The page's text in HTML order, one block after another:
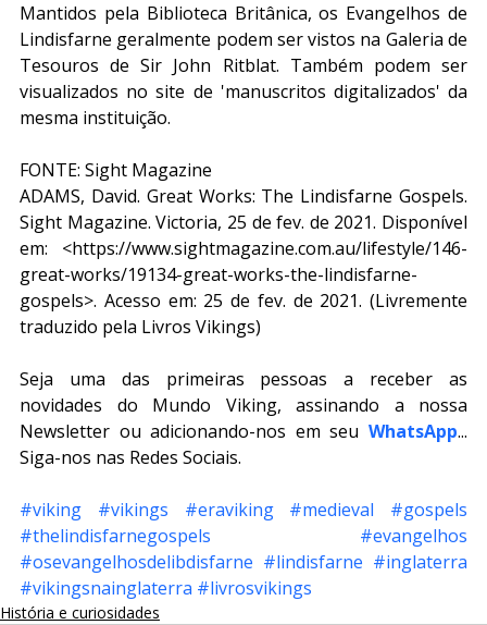
Mantidos pela Biblioteca Britânica, os Evangelhos de
Lindisfarne geralmente podem ser vistos na Galeria de
Tesouros de Sir John Ritblat. Também podem ser
visualizados no site de 'manuscritos digitalizados' da
mesma instituição.
FONTE: Sight Magazine
ADAMS, David. Great Works: The Lindisfarne Gospels.
Sight Magazine. Victoria, 25 de fev. de 2021. Disponível
em: <https://www.sightmagazine.com.au/lifestyle/146-
great-works/19134-great-works-the-lindisfarne-
gospels>. Acesso em: 25 de fev. de 2021. (Livremente
traduzido pela Livros Vikings)
Seja uma das primeiras pessoas a receber as
novidades do Mundo Viking, assinando a nossa
Newsletter ou adicionando-nos em seu WhatsApp...
Siga-nos nas Redes Sociais.
#viking #vikings #eraviking #medieval
#gospels
#thelindisfarnegospels
#evangelhos
#osevangelhosdelibdisfarne #lindisfarne #inglaterra
#vikingsnainglaterra #livrosvikings
História e curiosidades